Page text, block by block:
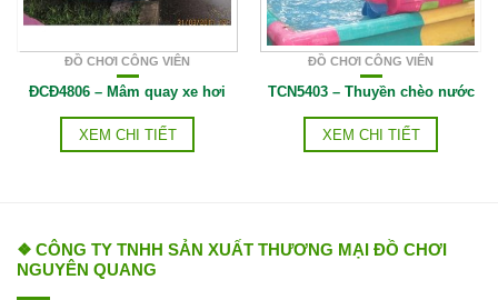
ĐỒ CHƠI CÔNG VIÊN
ĐCĐ4806 – Mâm quay xe hơi
XEM CHI TIẾT
ĐỒ CHƠI CÔNG VIÊN
TCN5403 – Thuyền chèo nước
XEM CHI TIẾT
❖ CÔNG TY TNHH SẢN XUẤT THƯƠNG MẠI ĐỒ CHƠI
NGUYÊN QUANG